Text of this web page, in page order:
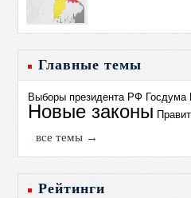
Главные темы
Выборы президента РФ
Новые законы
все темы →
Рейтинги